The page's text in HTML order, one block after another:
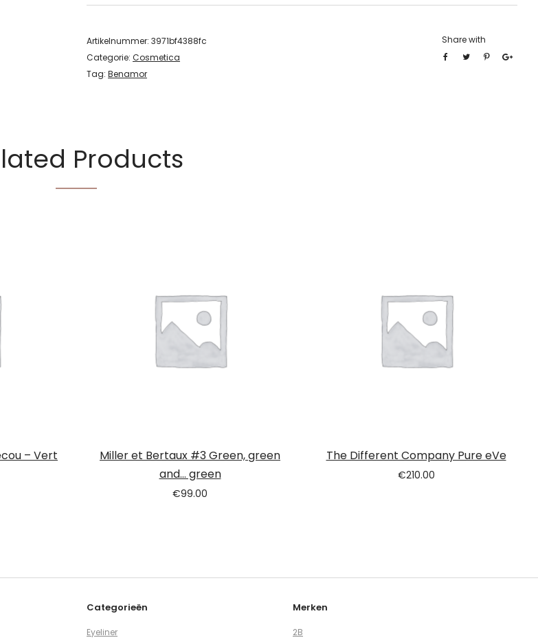
Artikelnummer: 3971bf4388fc
Categorie: Cosmetica
Tag: Benamor
Share with
Products
– Vert
Miller et Bertaux #3 Green, green
and… green
€99.00
The Different Company Pure eVe
€210.00
Categorieën
Eyeliner
Merken
2B